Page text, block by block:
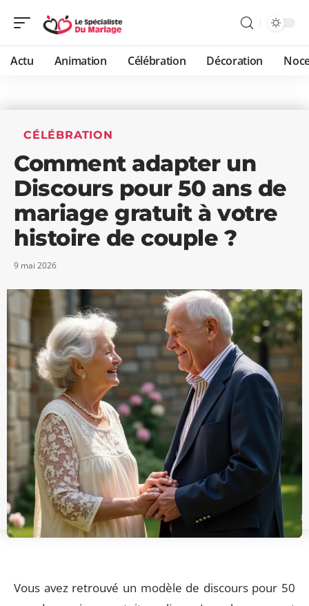
Actu Animation Célébration Décoration
CÉLÉBRATION
Comment adapter un
Discours pour 50 ans de
mariage gratuit à votre
histoire de couple ?
9 mai 2026
Vous avez retrouvé un modèle de discours pour 50